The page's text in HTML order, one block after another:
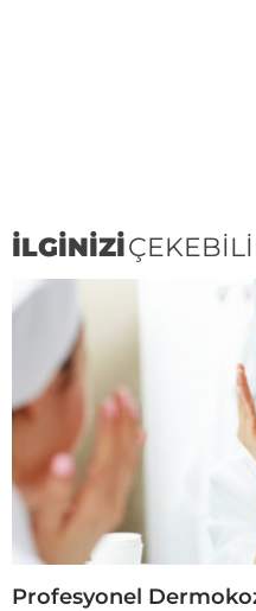
İLGİNİZİ
Profesyonel